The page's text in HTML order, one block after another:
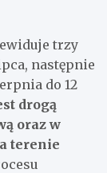
trzy
następnie
do 12
drogą
oraz w
terenie